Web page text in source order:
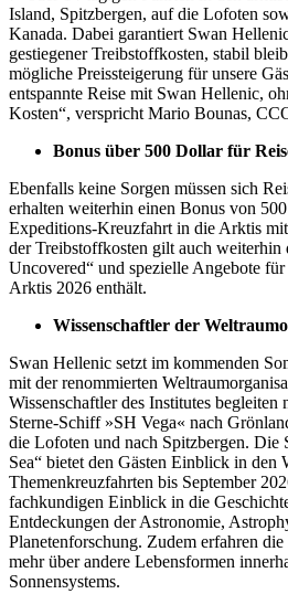
Island, Spitzbergen, auf die Lofoten
Kanada. Dabei garantiert Swan
gestiegener Treibstoffkosten, stabil
mögliche Preissteigerung für unsere
entspannte Reise mit Swan Hellenic,
Kosten“, verspricht Mario Bounas,
Bonus über 500 Dollar für
Ebenfalls keine Sorgen müssen sich
erhalten weiterhin einen Bonus von
Expeditions-Kreuzfahrt in die Arktis
der Treibstoffkosten gilt auch weiterhin
Uncovered“ und spezielle Angebote
Arktis 2026 enthält.
Wissenschaftler der
Swan Hellenic setzt im kommenden
mit der renommierten
Wissenschaftler des Institutes begleiten
Sterne-Schiff »SH Vega« nach
die Lofoten und nach Spitzbergen. Die
Sea“ bietet den Gästen Einblick in den
Themenkreuzfahrten bis September
fachkundigen Einblick in die
Entdeckungen der Astronomie,
Planetenforschung. Zudem erfahren die
mehr über andere Lebensformen
Sonnensystems.